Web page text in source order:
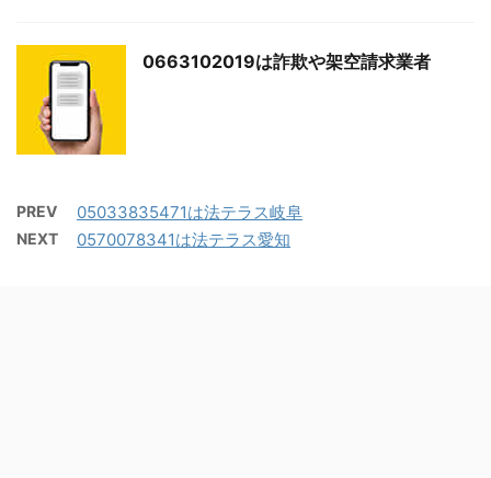
0663102019は詐欺や架空請求業者
PREV 05033835471は法テラス岐阜
NEXT 0570078341は法テラス愛知